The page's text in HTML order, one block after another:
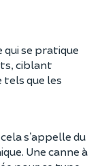
qui se pratique
ciblant
que les
s’appelle du
Une canne à